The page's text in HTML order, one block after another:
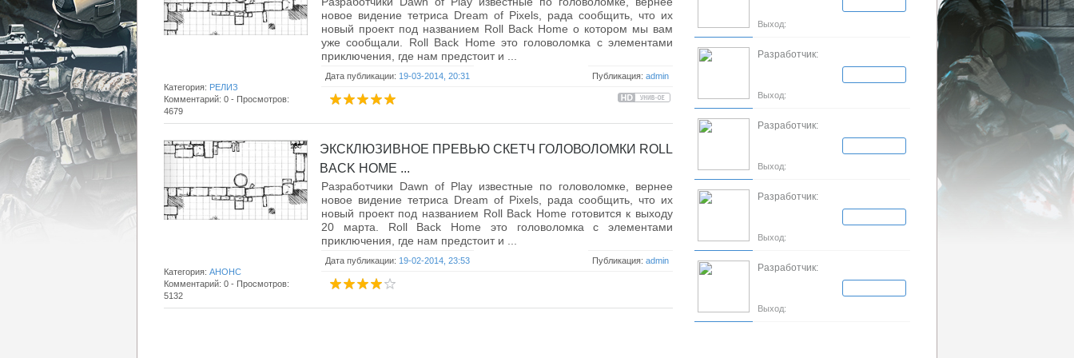
новое видение тетриса Dream of Pixels, рада сообщить, что их
новый проект под названием Roll Back Home о котором мы вам
уже сообщали. Roll Back Home это головоломка с элементами
приключения, где нам предстоит и ...
Дата публикации: 19-03-2014, 20:31 Публикация: admin
Категория: РЕЛИЗ
Комментарий: 0 - Просмотров:
4679
ЭКСКЛЮЗИВНОЕ ПРЕВЬЮ СКЕТЧ ГОЛОВОЛОМКИ ROLL
BACK HOME ...
Разработчики Dawn of Play известные по головоломке, вернее
новое видение тетриса Dream of Pixels, рада сообщить, что их
новый проект под названием Roll Back Home готовится к выходу
20 марта. Roll Back Home это головоломка с элементами
приключения, где нам предстоит и ...
Дата публикации: 19-02-2014, 23:53 Публикация: admin
Категория: АНОНС
Комментарий: 0 - Просмотров:
5132
Выход:
Разработчик:
Выход:
Разработчик:
Выход:
Разработчик:
Выход:
Разработчик:
Выход: